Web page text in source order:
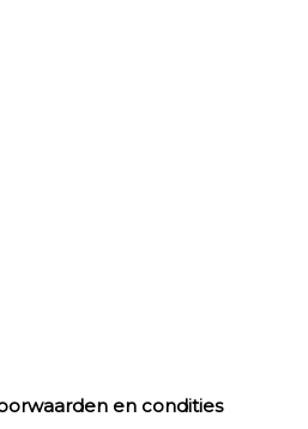
en condities